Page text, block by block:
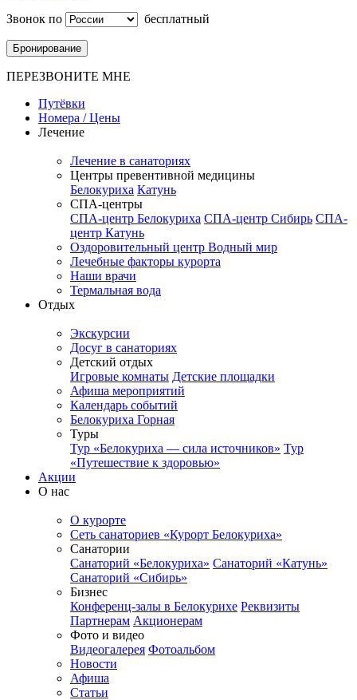
Звонок по
бесплатный
Бронирование
ПЕРЕЗВОНИТЕ МНЕ
Путёвки
Номера / Цены
Лечение
Лечение в санаториях
Центры превентивной медицины
Белокуриха Катунь
СПА-центры
СПА-центр Белокуриха СПА-центр Сибирь СПА-
центр Катунь
Оздоровительный центр Водный мир
Лечебные факторы курорта
Наши врачи
Термальная вода
Отдых
Экскурсии
Досуг в санаториях
Детский отдых
Игровые комнаты Детские площадки
Афиша мероприятий
Календарь событий
Белокуриха Горная
Туры
Тур «Белокуриха — сила источников» Тур
«Путешествие к здоровью»
Акции
О нас
О курорте
Сеть санаториев «Курорт Белокуриха»
Санатории
Санаторий «Белокуриха» Санаторий «Катунь»
Санаторий «Сибирь»
Бизнес
Конференц-залы в Белокурихе Реквизиты
Партнерам Акционерам
Фото и видео
Видеогалерея Фотоальбом
Новости
Афиша
Статьи